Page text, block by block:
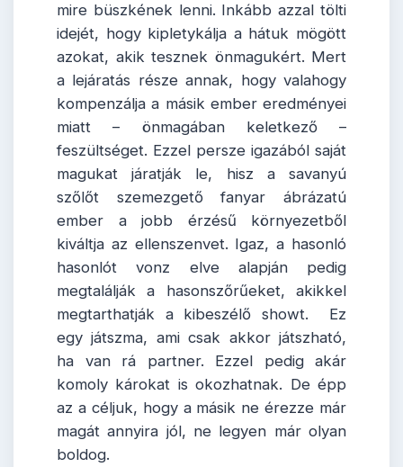
mire büszkének lenni. Inkább azzal tölti
idejét, hogy kipletykálja a hátuk mögött
azokat, akik tesznek önmagukért. Mert
a lejáratás része annak, hogy valahogy
kompenzálja a másik ember eredményei
miatt – önmagában keletkező –
feszültséget. Ezzel persze igazából saját
magukat járatják le, hisz a savanyú
szőlőt szemezgető fanyar ábrázatú
ember a jobb érzésű környezetből
kiváltja az ellenszenvet. Igaz, a hasonló
hasonlót vonz elve alapján pedig
megtalálják a hasonszőrűeket, akikkel
megtarthatják a kibeszélő showt. Ez
egy játszma, ami csak akkor játszható,
ha van rá partner. Ezzel pedig akár
komoly károkat is okozhatnak. De épp
az a céljuk, hogy a másik ne érezze már
magát annyira jól, ne legyen már olyan
boldog.